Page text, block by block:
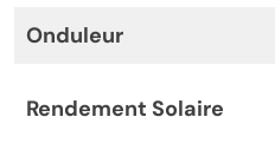
Onduleur
Rendement Solaire